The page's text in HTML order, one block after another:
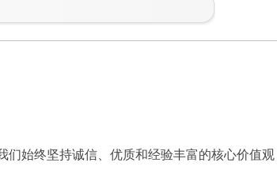
始终坚持诚信、优质和经验丰富的核心价值